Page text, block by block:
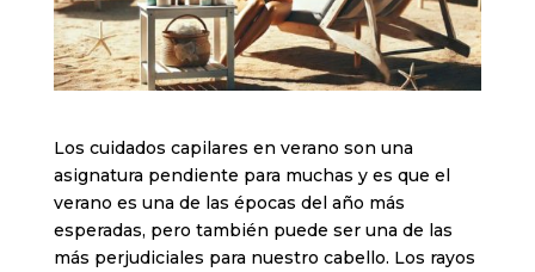
Los cuidados capilares en verano son una
asignatura pendiente para muchas y es que el
verano es una de las épocas del año más
esperadas, pero también puede ser una de las
más perjudiciales para nuestro cabello. Los rayos